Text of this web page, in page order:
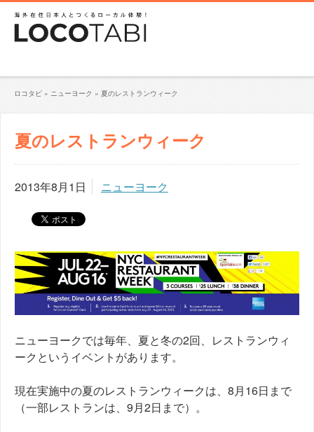
ロコタビ » ニューヨーク » 夏のレストランウィーク
夏のレストランウィーク
2013年8月1日 ニューヨーク
ニューヨークでは毎年、夏と冬の2回、レストランウィ
ークというイベントがあります。
現在実施中の夏のレストランウィークは、8月16日まで
（一部レストランは、9月2日まで）。